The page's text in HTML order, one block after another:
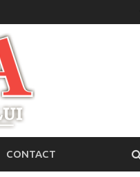
CONTACT